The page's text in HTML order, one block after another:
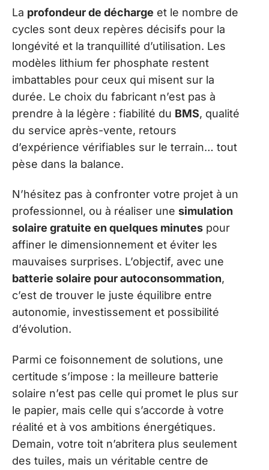
La profondeur de décharge et le nombre de
cycles sont deux repères décisifs pour la
longévité et la tranquillité d’utilisation. Les
modèles lithium fer phosphate restent
imbattables pour ceux qui misent sur la
durée. Le choix du fabricant n’est pas à
prendre à la légère : fiabilité du BMS, qualité
du service après-vente, retours
d’expérience vérifiables sur le terrain… tout
pèse dans la balance.
N’hésitez pas à confronter votre projet à un
professionnel, ou à réaliser une simulation
solaire gratuite en quelques minutes pour
affiner le dimensionnement et éviter les
mauvaises surprises. L’objectif, avec une
batterie solaire pour autoconsommation,
c’est de trouver le juste équilibre entre
autonomie, investissement et possibilité
d’évolution.
Parmi ce foisonnement de solutions, une
certitude s’impose : la meilleure batterie
solaire n’est pas celle qui promet le plus sur
le papier, mais celle qui s’accorde à votre
réalité et à vos ambitions énergétiques.
Demain, votre toit n’abritera plus seulement
des tuiles, mais un véritable centre de